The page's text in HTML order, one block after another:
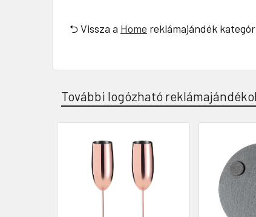
⮌ Vissza a Home reklámajándék
További logózható